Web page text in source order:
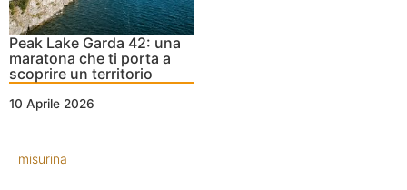
Peak Lake Garda 42: una
maratona che ti porta a
scoprire un territorio
10 Aprile 2026
misurina